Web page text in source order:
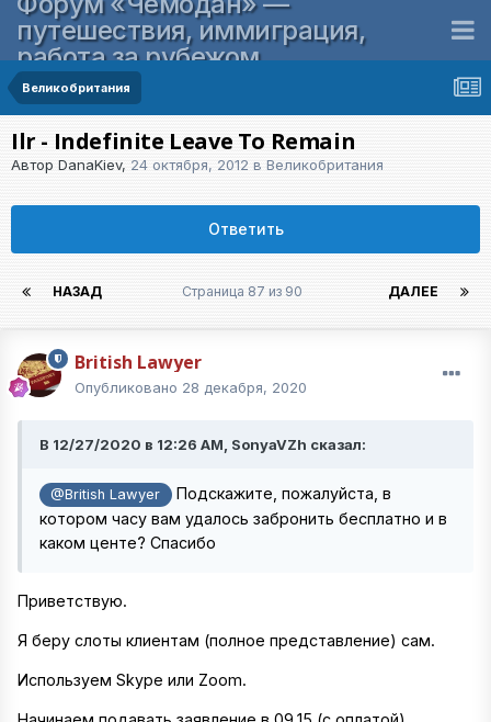
путешествия, иммиграция,
работа за рубежом
Великобритания
Ilr - Indefinite Leave To Remain
Автор DanaKiev, 24 октября, 2012 в Великобритания
Ответить
НАЗАД ДАЛЕЕ
Страница 87 из 90
British Lawyer
Опубликовано 28 декабря, 2020
В 12/27/2020 в 12:26 AM, SonyaVZh сказал:
@British Lawyer
Подскажите, пожалуйста, в
котором часу вам удалось забронить бесплатно и в
каком центе? Спасибо
Приветствую.
Я беру слоты клиентам (полное представление) сам.
Используем Skype или Zoom.